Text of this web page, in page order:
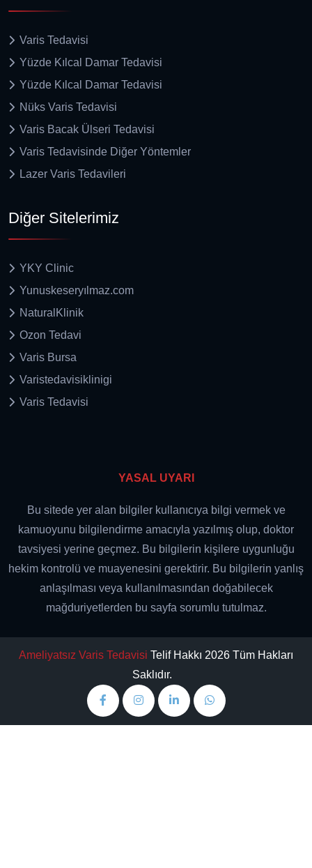
Varis Tedavisi
Yüzde Kılcal Damar Tedavisi
Yüzde Kılcal Damar Tedavisi
Nüks Varis Tedavisi
Varis Bacak Ülseri Tedavisi
Varis Tedavisinde Diğer Yöntemler
Lazer Varis Tedavileri
Diğer Sitelerimiz
YKY Clinic
Yunuskeseryılmaz.com
NaturalKlinik
Ozon Tedavi
Varis Bursa
Varistedavisiklinigi
Varis Tedavisi
YASAL UYARI
Bu sitede yer alan bilgiler kullanıcıya bilgi vermek ve
kamuoyunu bilgilendirme amacıyla yazılmış olup, doktor
tavsiyesi yerine geçmez. Bu bilgilerin kişilere uygunluğu
hekim kontrolü ve muayenesini gerektirir. Bu bilgilerin yanlış
anlaşılması veya kullanılmasından doğabilecek
mağduriyetlerden bu sayfa sorumlu tutulmaz.
Ameliyatsız Varis Tedavisi Telif Hakkı 2026 Tüm Hakları
Saklıdır.